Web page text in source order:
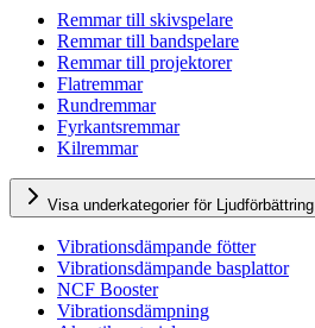
Remmar till skivspelare
Remmar till bandspelare
Remmar till projektorer
Flatremmar
Rundremmar
Fyrkantsremmar
Kilremmar
Visa underkategorier för Ljudförbättring
Vibrationsdämpande fötter
Vibrationsdämpande basplattor
NCF Booster
Vibrationsdämpning